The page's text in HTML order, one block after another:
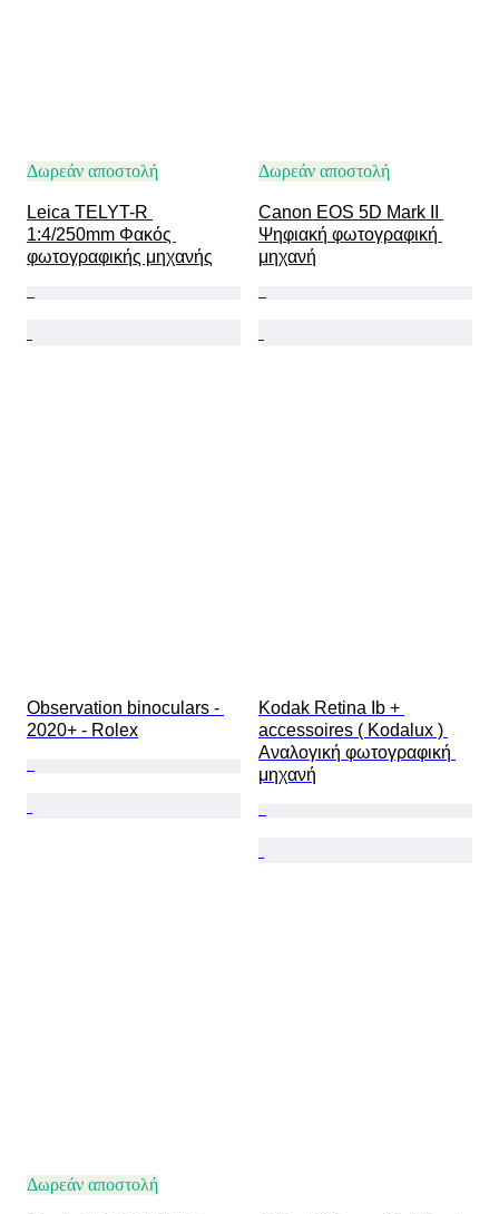
Δωρεάν αποστολή
Leica TELYT-R
1:4/250mm Φακός
φωτογραφικής μηχανής
Δωρεάν αποστολή
Canon EOS 5D Mark II
Ψηφιακή φωτογραφική
μηχανή
Observation binoculars -
2020+ - Rolex
Kodak Retina Ib +
accessoires ( Kodalux )
Αναλογική φωτογραφική
μηχανή
Δωρεάν αποστολή